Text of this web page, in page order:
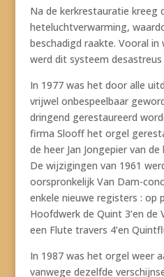
Na de kerkrestauratie kreeg
heteluchtverwarming,
beschadigd raakte. Vooral
werd dit systeem
In 1977 was het door alle
vrijwel onbespeelbaar
dringend gerestaureerd
firma Slooff het orgel
de heer Jan Jongepier van
De wijzigingen van 1961
oorspronkelijk Van Dam-
enkele nieuwe registers : op
Hoofdwerk de Quint 3’en de
een Flute travers 4’en
In 1987 was het orgel weer
vanwege dezelfde